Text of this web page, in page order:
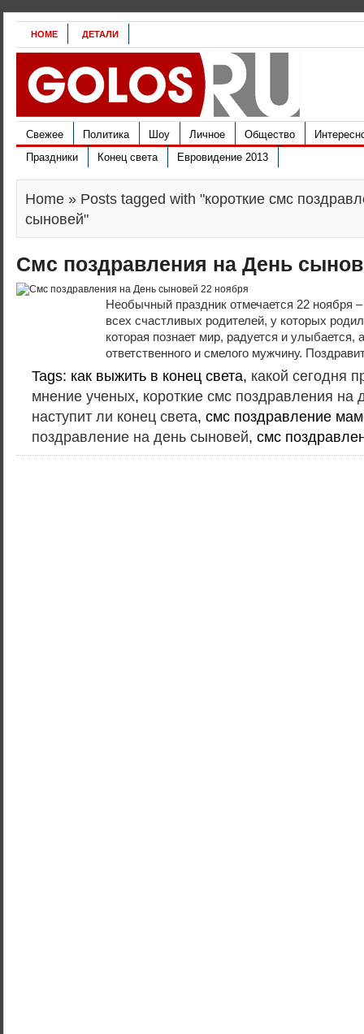
HOME ДЕТАЛИ
Свежее Политика Шоу Личное Общество
Праздники
Конец света Евровидение 2013
Home » Posts tagged with "короткие смс
сыновей"
Смс поздравления на День
Необычный праздник отмечается 22 ноября
всех счастливых родителей, у которых
которая познает мир, радуется и улыбается,
ответственного и смелого мужчину.
Tags: как выжить в конец света, какой сегодня
мнение ученых, короткие смс поздравления на
наступит ли конец света, смс поздравление
поздравление на день сыновей, смс